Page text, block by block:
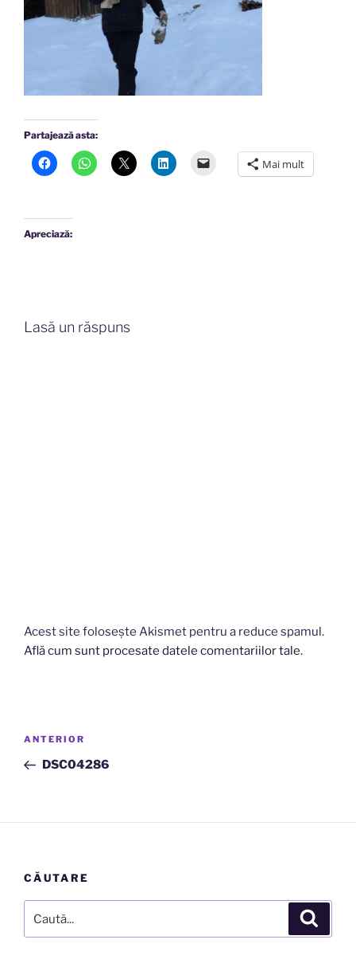
Partajează asta:
Mai mult
Apreciază:
Lasă un răspuns
Acest site folosește Akismet pentru a reduce spamul.
Află cum sunt procesate datele comentariilor tale.
Navigare
articole
Articolul
anterior
ANTERIOR
DSC04286
CĂUTARE
după: